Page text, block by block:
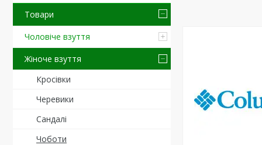
Товари
Чоловіче взуття
Жіноче взуття
Кросівки
Черевики
Сандалі
Чоботи